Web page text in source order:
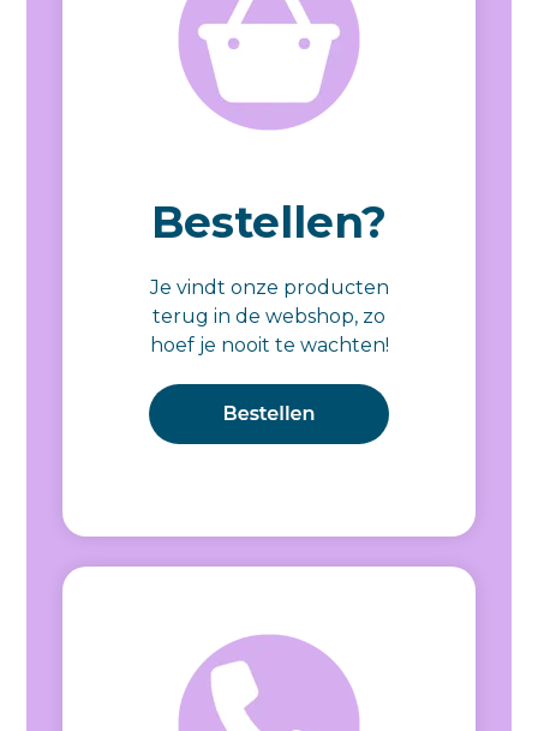
Bestellen?
Je vindt onze producten
terug in de webshop, zo
hoef je nooit te wachten!